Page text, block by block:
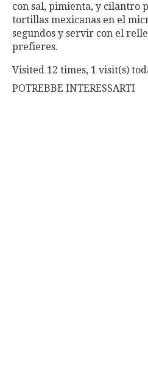
con sal, pimienta, y cilantro
tortillas mexicanas en el
segundos y servir con el
prefieres.
Visited 12 times, 1 visit(s)
POTREBBE INTERESSARTI